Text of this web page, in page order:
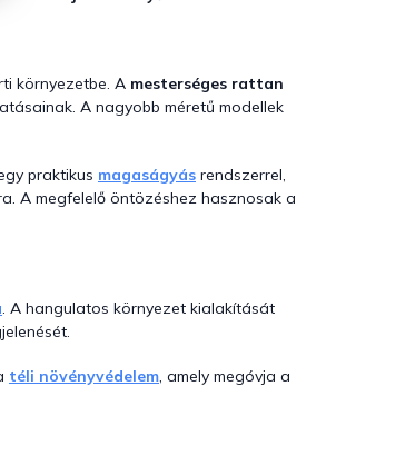
környezetbe. A mesterséges rattan
A nagyobb méretű modellek
praktikus magaságyás rendszerrel,
A megfelelő öntözéshez hasznosak a
. A hangulatos környezet kialakítását
téli növényvédelem, amely megóvja a